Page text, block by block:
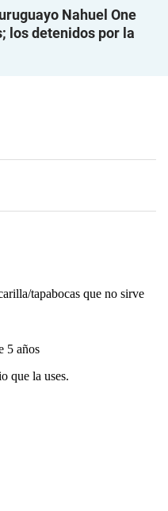
Nahuel One
los detenidos por la